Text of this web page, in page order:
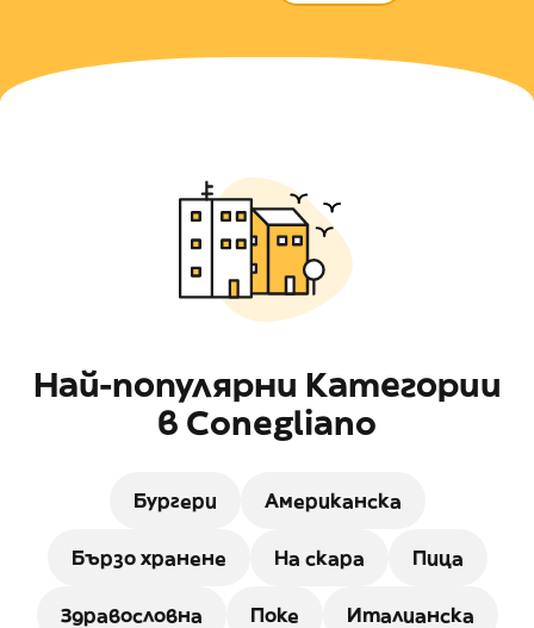
Най-популярни Категории
в Conegliano
Бургери Американска
Бързо хранене На скара Пица
Здравословна Поке Италианска